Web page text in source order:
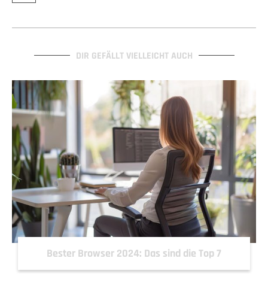
DIR GEFÄLLT VIELLEICHT AUCH
Bester Browser 2024: Das sind die Top 7